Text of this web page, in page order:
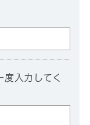
入力してく